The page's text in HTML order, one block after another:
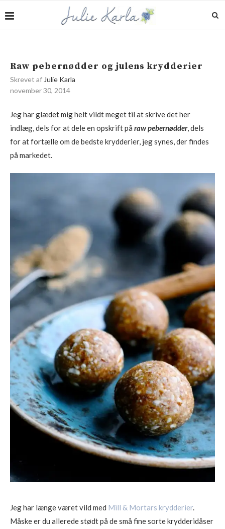
Raw pebernødder og julens krydderier
Skrevet af Julie Karla
november 30, 2014
Jeg har glædet mig helt vildt meget til at skrive det her
indlæg, dels for at dele en opskrift på rawpebernødder, dels
for at fortælle om de bedste krydderier, jeg synes, der findes
på markedet.
Jeg har længe været vild med Mill & Mortars krydderier.
Måske er du allerede stødt på de små fine sorte krydderidåser